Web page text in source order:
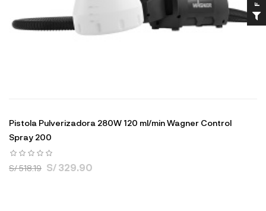
Pistola Pulverizadora 280W 120 ml/min Wagner Control
Spray 200
S/ 518.19 S/ 329.90